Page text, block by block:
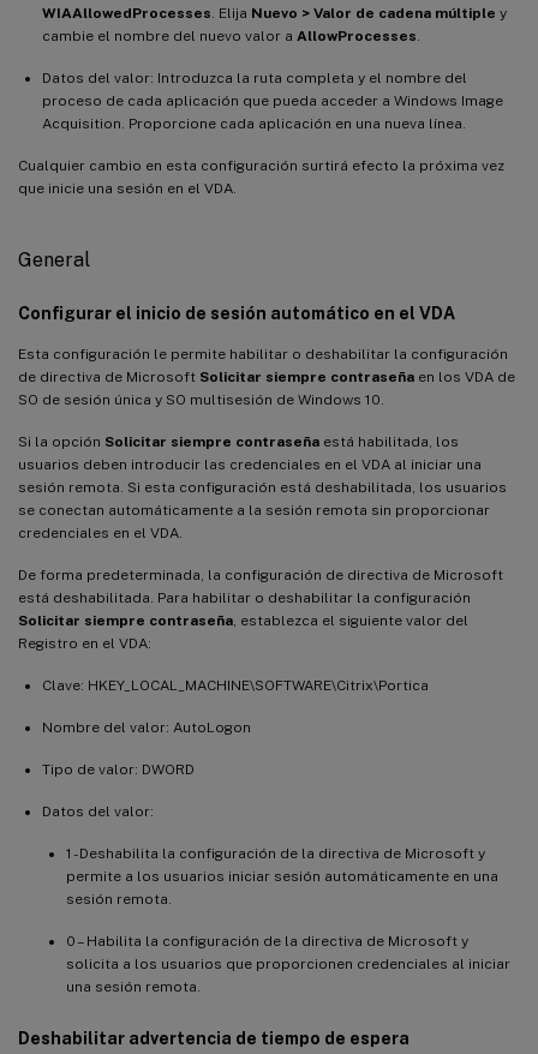
WIAAllowedProcesses . Elija Nuevo > Valor de cadena múltiple y
cambie el nombre del nuevo valor a AllowProcesses
Datos del valor: Introduzca la ruta completa y el nombre del
proceso de cada aplicación que pueda acceder a Windows Image
Acquisition. Proporcione cada aplicación en una nueva línea.
Cualquier cambio en esta configuración surtirá efecto la próxima vez
que inicie una sesión en el VDA.
General
Configurar el inicio de sesión automático en el VDA
Esta configuración le permite habilitar o deshabilitar la configuración
de directiva de Microsoft Solicitar siempre contraseña en los VDA de
SO de sesión única y SO multisesión de Windows 10.
Si la opción Solicitar siempre contraseña está habilitada, los
usuarios deben introducir las credenciales en el VDA al iniciar una
sesión remota. Si esta configuración está deshabilitada, los usuarios
se conectan automáticamente a la sesión remota sin proporcionar
credenciales en el VDA.
De forma predeterminada, la configuración de directiva de Microsoft
está deshabilitada. Para habilitar o deshabilitar la configuración
Solicitar siempre contraseña , establezca el siguiente valor del
Registro en el VDA:
Clave: HKEY_LOCAL_MACHINE\SOFTWARE\Citrix\Portica
Nombre del valor: AutoLogon
Tipo de valor: DWORD
Datos del valor:
1 - Deshabilita la configuración de la directiva de Microsoft y
permite a los usuarios iniciar sesión automáticamente en una
sesión remota.
0 – Habilita la configuración de la directiva de Microsoft y
solicita a los usuarios que proporcionen credenciales al iniciar
una sesión remota.
Deshabilitar advertencia de tiempo de espera